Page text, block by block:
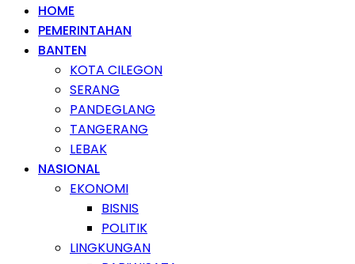
HOME
PEMERINTAHAN
BANTEN
KOTA CILEGON
SERANG
PANDEGLANG
TANGERANG
LEBAK
NASIONAL
EKONOMI
BISNIS
POLITIK
LINGKUNGAN